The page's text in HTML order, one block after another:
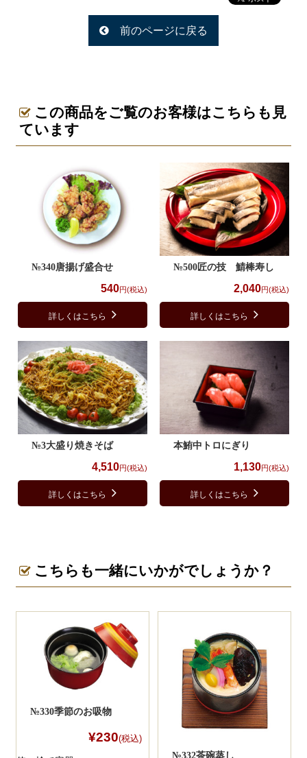
特定商取引法に基づく表記
前のページに戻る
この商品をご覧のお客様はこちらも見
ています
№340唐揚げ盛合せ
540円(税込)
詳しくはこちら
№500匠の技 鯖棒寿し
2,040円(税込)
詳しくはこちら
№3大盛り焼きそば
4,510円(税込)
詳しくはこちら
本鮪中トロにぎり
1,130円(税込)
詳しくはこちら
こちらも一緒にいかがでしょうか？
№330季節のお吸物
¥230(税込)
№332茶碗蒸し